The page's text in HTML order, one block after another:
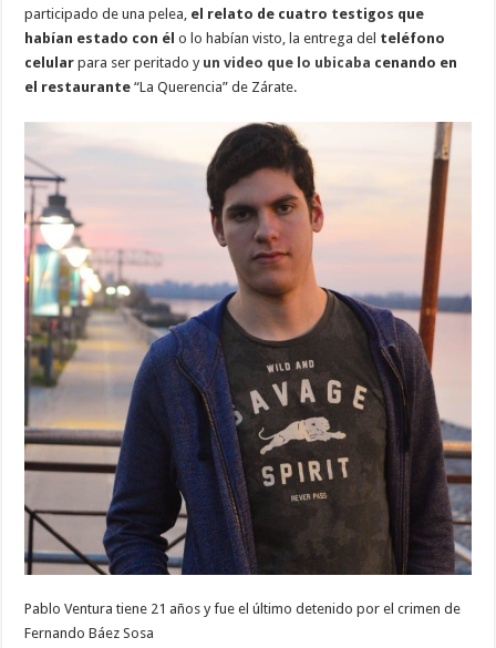
participado de una pelea, el relato de cuatro testigos que
habían estado con él o lo habían visto, la entrega del teléfono
celular para ser peritado y un video que lo ubicaba cenando en
el restaurante “La Querencia” de Zárate.
Pablo Ventura tiene 21 años y fue el último detenido por el crimen de
Fernando Báez Sosa